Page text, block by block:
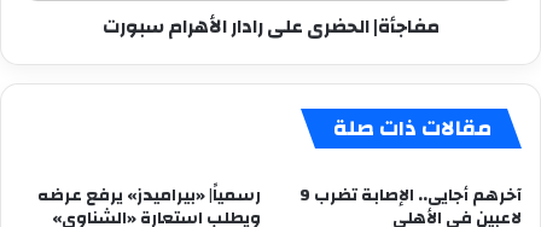
مفاجأة| الحضرى على رادار الأهرام سبورت
مقالات ذات صلة
آخرهم أجايى.. الإصابة تضرب 9
لاعبين فى الأهلى
رسمياً| «بيراميدز» يرفع عرضه
ويطلب استعارة «الشناوي»